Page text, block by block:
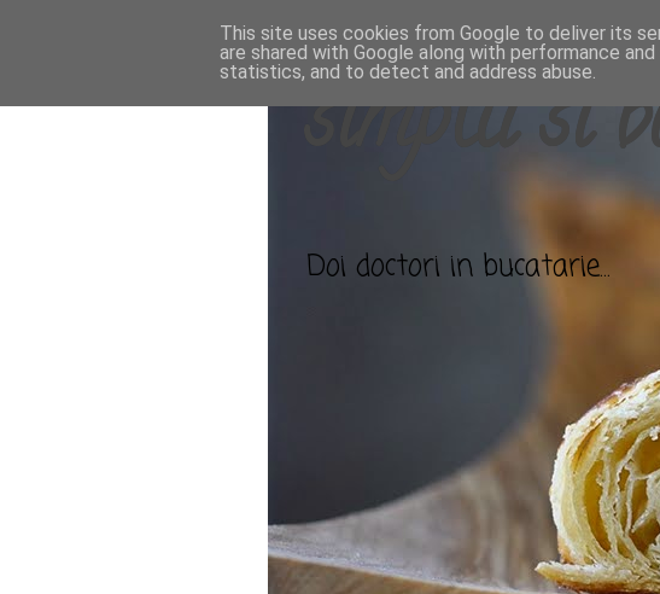
simplu si
Doi doctori in bucatarie...
This site uses cookies from Google to deliver its
are shared with Google along with performance
statistics, and to detect and address abuse.